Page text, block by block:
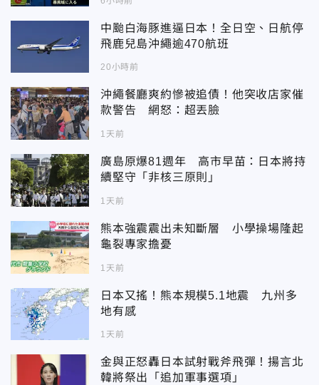
中颱白海豚進逼日本！全日空、日航停
飛鹿兒島沖繩逾470航班
20小時前
沖繩餐廳爽約慘被追債！他突收店家催
款警告 網怒：超丟臉
1天前
廣島原爆81週年 高市早苗：日本將持
續堅守「非核三原則」
1天前
熊本強震震出未知斷層 小學操場隆起
龜裂專家擔憂
1天前
日本又搖！熊本規模5.1地震 九州多
地有感
1天前
金與正怒轟日本試射戰斧飛彈！揚言北
韓將祭出「追加軍事選項」